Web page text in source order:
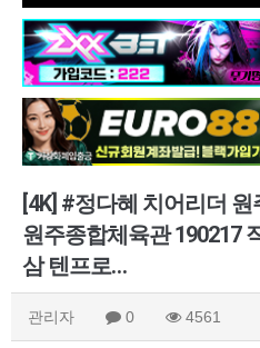
[4K] #정다혜 치어리더
원주종합체육관 190217
삼 텐프로…
관리자 0 4561